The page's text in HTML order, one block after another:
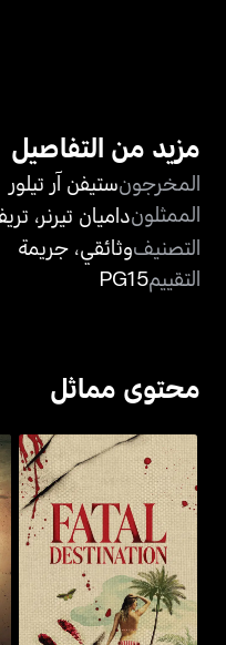
مزيد من التفاصيل
المخرجونستيفن آر تيلور
الممثلونداميان تيرنر،
التصنيفوثائقي، جريمة
التقييمPG15
محتوى مماثل
فاتال ديستنيشن